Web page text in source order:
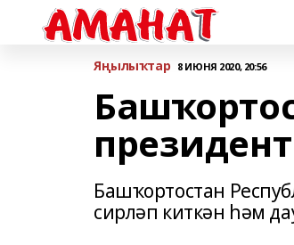
Яңылыҡтар 8 ИЮНЯ 2020, 20:56
Башҡортостан
сирләп киткән һәм